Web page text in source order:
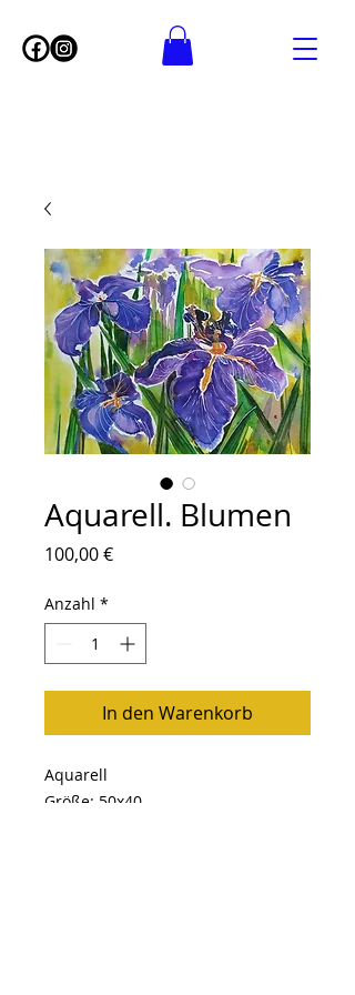
Aquarell. Blumen
100,00 €Preis
Anzahl *
In den Warenkorb
Aquarell
Größe: 50x40